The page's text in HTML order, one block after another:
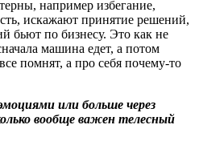
например избегание,
искажают принятие решений,
бьют по бизнесу. Это как не
машина едет, а потом
помнят, а про себя почему‑то
или больше через
вообще важен телесный